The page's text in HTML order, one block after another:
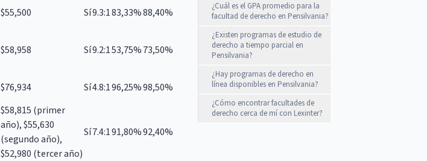
$55,500 Sí9.3:183,33%88,40%
$58,958 Sí9.2:153,75%73,50%
$76,934 Sí4.8:196,25%98,50%
$58,815 (primer
año), $55,630
(segundo año),
$52,980 (tercer año)
Sí7.4:191,80%92,40%
¿Cuál es el GPA promedio para la
facultad de derecho en Pensilvania?
¿Existen programas de estudio de
derecho a tiempo parcial en
Pensilvania?
¿Hay programas de derecho en
línea disponibles en Pensilvania?
¿Cómo encontrar facultades de
derecho cerca de mí con Lexinter?